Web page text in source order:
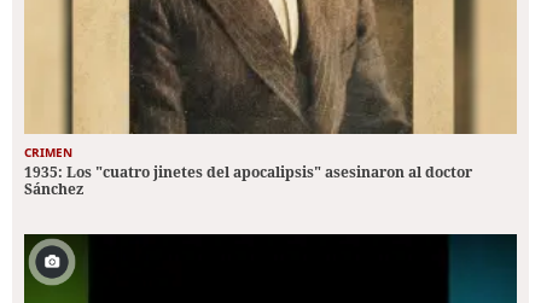
CRIMEN
1935: Los "cuatro jinetes del apocalipsis" asesinaron al doctor
Sánchez